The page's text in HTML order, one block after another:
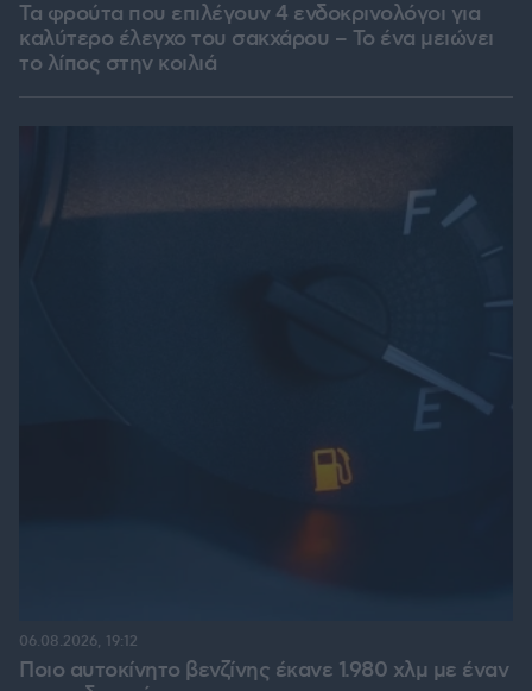
Τα φρούτα που επιλέγουν 4 ενδοκρινολόγοι για
καλύτερο έλεγχο του σακχάρου – Το ένα μειώνει
το λίπος στην κοιλιά
Ποιο αυτοκίνητο βενζίνης έκανε 1.980 χλμ με έναν
06.08.2026, 19:12